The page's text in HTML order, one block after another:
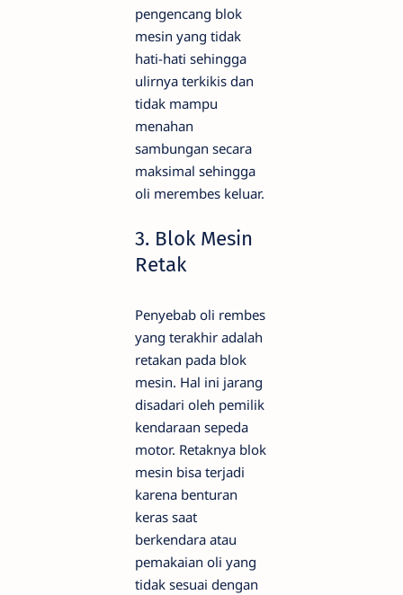
pengencang blok
mesin yang tidak
hati-hati sehingga
ulirnya terkikis dan
tidak mampu
menahan
sambungan secara
maksimal sehingga
oli merembes keluar.
3. Blok Mesin
Retak
Penyebab oli rembes
yang terakhir adalah
retakan pada blok
mesin. Hal ini jarang
disadari oleh pemilik
kendaraan sepeda
motor. Retaknya blok
mesin bisa terjadi
karena benturan
keras saat
berkendara atau
pemakaian oli yang
tidak sesuai dengan